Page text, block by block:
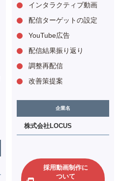
インタラクティブ動画
配信ターゲットの設定
YouTube広告
配信結果振り返り
調整再配信
改善策提案
企業名
株式会社LOCUS
採用動画制作に
ついて